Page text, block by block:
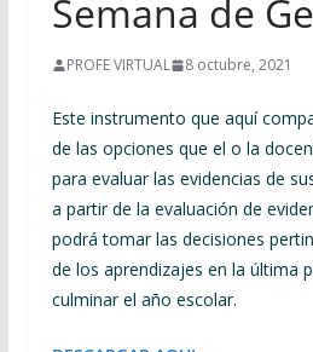
Semana de
PROFE VIRTUAL 8 octubre, 2021
Este instrumento que aquí
de las opciones que el o la
para evaluar las evidencias de
a partir de la evaluación de
podrá tomar las decisiones
de los aprendizajes en la última
culminar el año escolar.